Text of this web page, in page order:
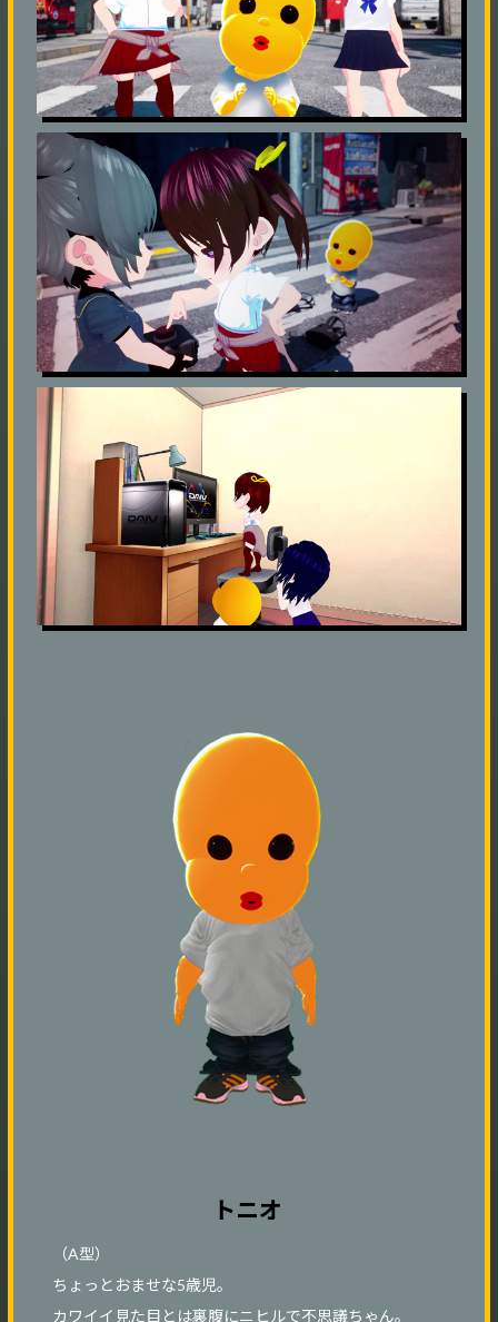
トニオ
（A型）
ちょっとおませな5歳児。
カワイイ見た目とは裏腹にニヒルで不思議ちゃん。